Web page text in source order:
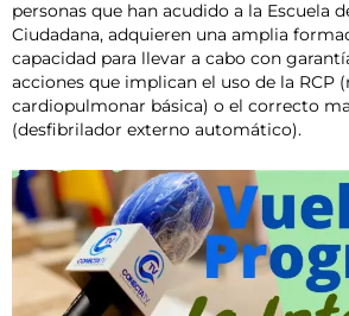
personas que han acudido a la Escuela
Ciudadana, adquieren una amplia
capacidad para llevar a cabo con
acciones que implican el uso de la RCP
cardiopulmonar básica) o el correcto
(desfibrilador externo automático).